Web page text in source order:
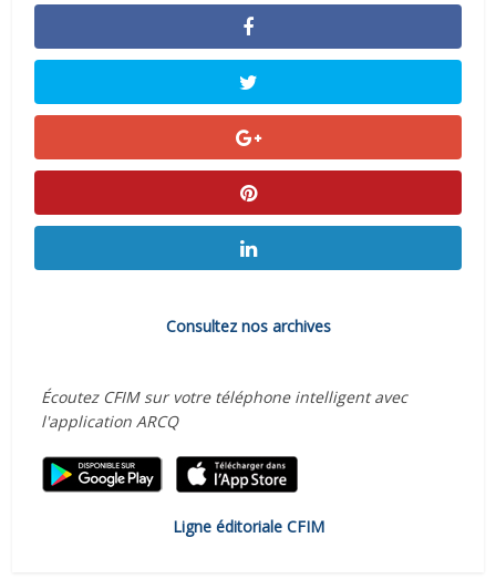
Consultez nos archives
Écoutez CFIM sur votre téléphone intelligent avec
l'application ARCQ
Ligne éditoriale CFIM